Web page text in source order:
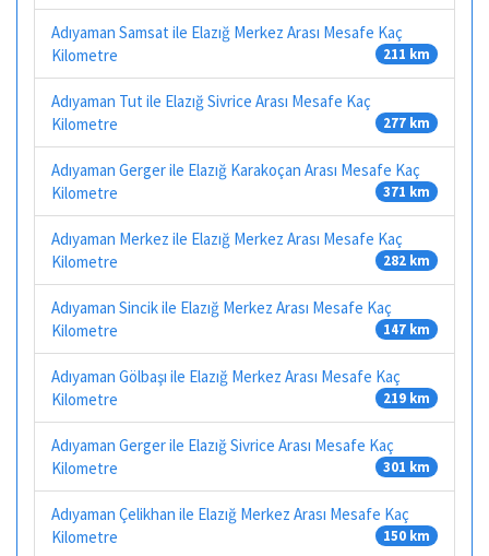
Adıyaman Samsat ile Elazığ Merkez Arası Mesafe Kaç
Kilometre
211 km
Adıyaman Tut ile Elazığ Sivrice Arası Mesafe Kaç
Kilometre
277 km
Adıyaman Gerger ile Elazığ Karakoçan Arası Mesafe Kaç
Kilometre
371 km
Adıyaman Merkez ile Elazığ Merkez Arası Mesafe Kaç
Kilometre
282 km
Adıyaman Sincik ile Elazığ Merkez Arası Mesafe Kaç
Kilometre
147 km
Adıyaman Gölbaşı ile Elazığ Merkez Arası Mesafe Kaç
Kilometre
219 km
Adıyaman Gerger ile Elazığ Sivrice Arası Mesafe Kaç
Kilometre
301 km
Adıyaman Çelikhan ile Elazığ Merkez Arası Mesafe Kaç
Kilometre
150 km